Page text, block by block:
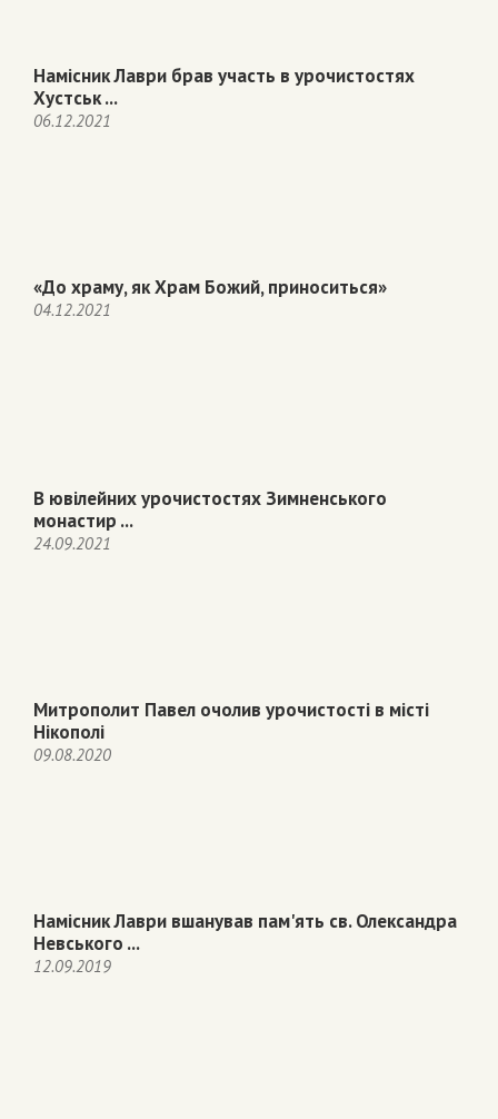
Намісник Лаври брав участь в урочистостях
Хустськ ...
06.12.2021
«До храму, як Храм Божий, приноситься»
04.12.2021
В ювілейних урочистостях Зимненського
монастир ...
24.09.2021
Митрополит Павел очолив урочистості в місті
Нікополі
09.08.2020
Намісник Лаври вшанував пам'ять св. Олександра
Невського ...
12.09.2019